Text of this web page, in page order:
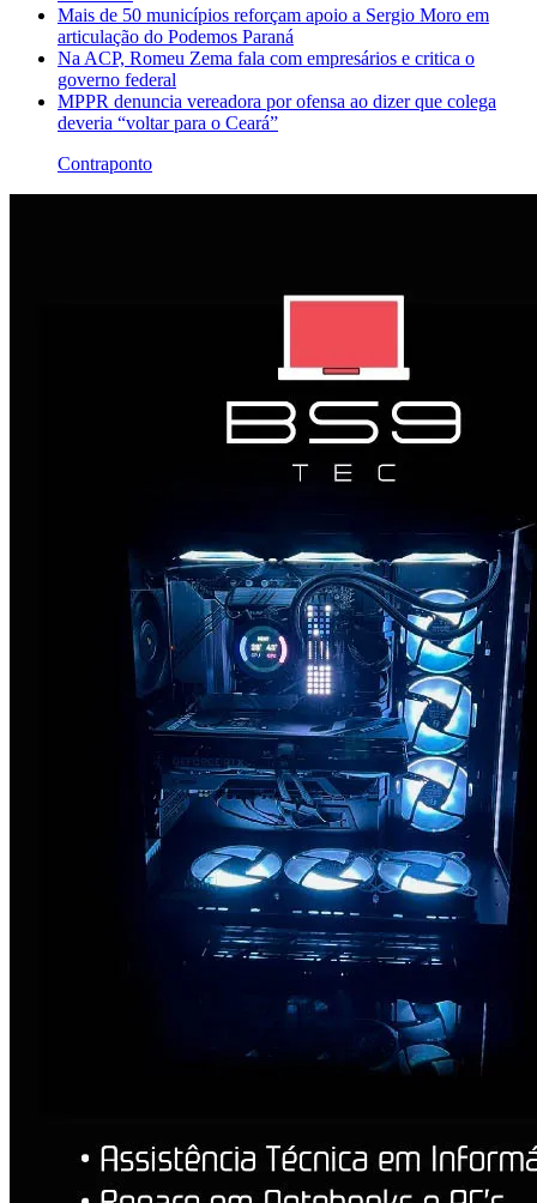
Mais de 50 municípios reforçam apoio a Sergio Moro em
articulação do Podemos Paraná
Na ACP, Romeu Zema fala com empresários e critica o
governo federal
MPPR denuncia vereadora por ofensa ao dizer que colega
deveria “voltar para o Ceará”
Contraponto